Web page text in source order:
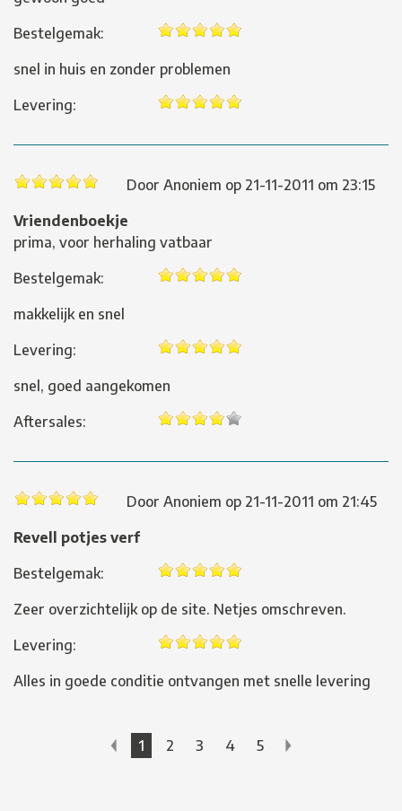
Bestelgemak:
snel in huis en zonder problemen
Levering:
Door Anoniem op 21-11-2011 om 23:15
Vriendenboekje
prima, voor herhaling vatbaar
Bestelgemak:
makkelijk en snel
Levering:
snel, goed aangekomen
Aftersales:
Door Anoniem op 21-11-2011 om 21:45
Revell potjes verf
Bestelgemak:
Zeer overzichtelijk op de site. Netjes omschreven.
Levering:
Alles in goede conditie ontvangen met snelle levering
1 2 3 4 5